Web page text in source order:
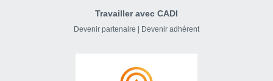
Travailler avec CADI
Devenir partenaire | Devenir adhérent